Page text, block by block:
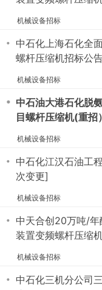
机械设备招标
・ 中石化上海石化全
螺杆压缩机招标公
机械设备招标
・ 中石油大港石化脱
目螺杆压缩机(重招
机械设备招标
・ 中石化江汉石油工
次变更]
机械设备招标
・ 中天合创20万吨/
装置变频螺杆压缩
机械设备招标
・ 中石化三机分公司